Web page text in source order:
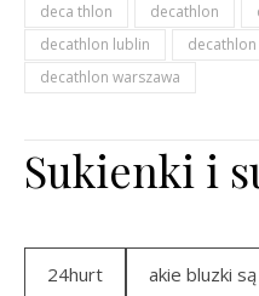
deca thlon decathlon
decathlon lublin
decathlon warszawa
Sukienki i
24hurt akie bluzki